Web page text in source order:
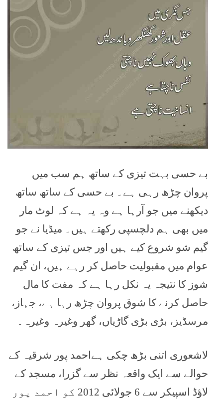
بے حسی بہت تیزی کے ساتھ ہم سب میں
پروان چڑھ رہی ہے۔ بے حسی کے ساتھ ساتھ
دیکھنے میں جو آرہا ہے وہ یہ ہے کہ لوٹ مار
میں بھی ہم دلچسپی رکھتے ہیں۔ میڈیا نے جو
گیم شو شروع کیے ہیں اور جس تیزی کے ساتھ
عوام میں مقبولیت حاصل کر رہے ہیں، ان گیم
شوز کا نتیجہ یہ نکل رہا ہے کہ مفت کا مال
حاصل کرنے کا شوق پروان چڑھ رہا ہے، جہاز،
مرسڈیز، بڑی بڑی گاڑیاں، گھر وغیرہ وغیرہ۔
لاشعوری اتنی بڑھ چکی ہےاحمد پور شرقیہ کے
حوالے سے ایک واقعہ نظر سے گزرا، مسجد کے
لاؤڈ اسپیکر سے 6 جولائی 2012 کو احمد پور